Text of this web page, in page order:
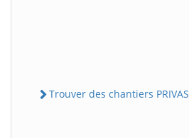
Trouver des chantiers PRIVAS